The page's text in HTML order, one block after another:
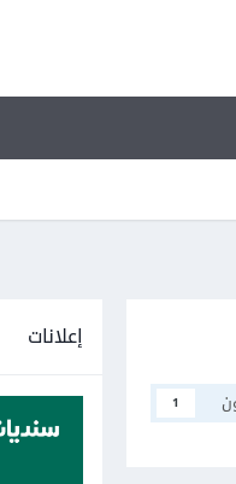
1
إعلانات